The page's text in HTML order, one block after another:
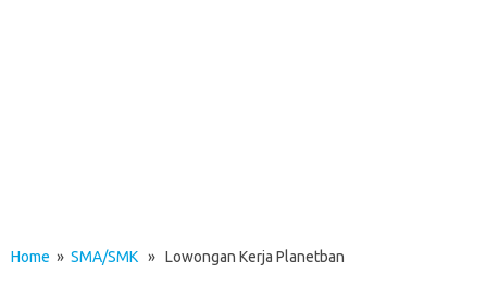
Home » SMA/SMK » Lowongan Kerja Planetban